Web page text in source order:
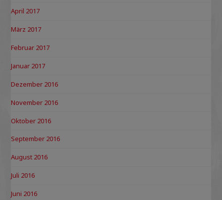
April 2017
März 2017
Februar 2017
Januar 2017
Dezember 2016
November 2016
Oktober 2016
September 2016
August 2016
Juli 2016
Juni 2016